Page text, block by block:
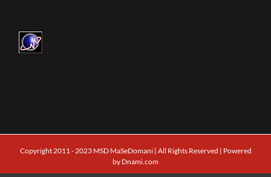
Copyright 2011 - 2023 MSD MaSeDomani | All Rights Reserved | Powered
by Dnami.com